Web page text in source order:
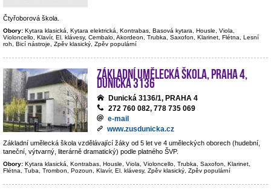
Čtyřoborová škola.
Obory: Kytara klasická, Kytara elektrická, Kontrabas, Basová kytara, Housle, Viola,
Violoncello, Klavír, El. klávesy, Cembalo, Akordeon, Trubka, Saxofon, Klarinet, Flétna, Lesní
roh, Bicí nástroje, Zpěv klasický, Zpěv populární
Základní umělecká škola, Praha 4,
Dunická 3136
Dunická 3136/1, PRAHA 4
272 760 082, 778 735 069
e-mail
www.zusdunicka.cz
Základní umělecká škola vzdělávající žáky od 5 let ve 4 uměleckých oborech (hudební,
taneční, výtvarný, literárně dramatický) podle platného ŠVP.
Obory: Kytara klasická, Kontrabas, Housle, Viola, Violoncello, Trubka, Saxofon, Klarinet,
Flétna, Tuba, Trombon, Pozoun, Klavír, El. klávesy, Zpěv klasický, Zpěv populární